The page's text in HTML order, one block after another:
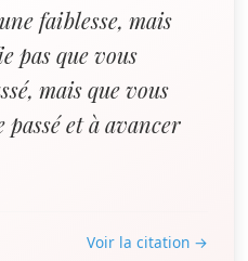
faiblesse, mais
pas que vous
mais que vous
passé et à avancer
Voir la citation →